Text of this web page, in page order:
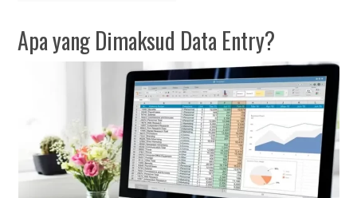
Apa yang Dimaksud Data Entry?